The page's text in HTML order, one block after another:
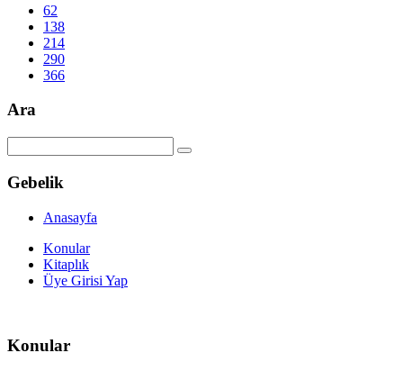
62
138
214
290
366
Ara
Gebelik
Anasayfa
Konular
Kitaplık
Üye Girisi Yap
Konular